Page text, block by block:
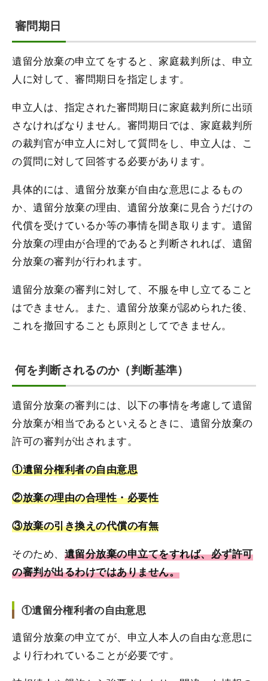
審問期日
遺留分放棄の申立てをすると、家庭裁判所は、申立
人に対して、審問期日を指定します。
申立人は、指定された審問期日に家庭裁判所に出頭
さなければなりません。審問期日では、家庭裁判所
の裁判官が申立人に対して質問をし、申立人は、こ
の質問に対して回答する必要があります。
具体的には、遺留分放棄が自由な意思によるもの
か、遺留分放棄の理由、遺留分放棄に見合うだけの
代償を受けているか等の事情を聞き取ります。遺留
分放棄の理由が合理的であると判断されれば、遺留
分放棄の審判が行われます。
遺留分放棄の審判に対して、不服を申し立てること
はできません。また、遺留分放棄が認められた後、
これを撤回することも原則としてできません。
何を判断されるのか（判断基準）
遺留分放棄の審判には、以下の事情を考慮して遺留
分放棄が相当であるといえるときに、遺留分放棄の
許可の審判が出されます。
①遺留分権利者の自由意思
②放棄の理由の合理性・必要性
③放棄の引き換えの代償の有無
そのため、 遺留分放棄の申立てをすれば、必ず許可
の審判が出るわけではありません。
①遺留分権利者の自由意思
遺留分放棄の申立てが、申立人本人の自由な意思に
より行われていることが必要です。